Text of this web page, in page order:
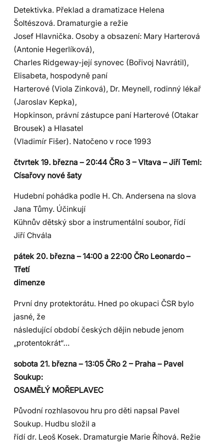
Detektivka. Překlad a dramatizace Helena
Šoltészová. Dramaturgie a režie
Josef Hlavnička. Osoby a obsazení: Mary Harterová
(Antonie Hegerlíková),
Charles Ridgeway-její synovec (Bořivoj Navrátil),
Elisabeta, hospodyně paní
Harterové (Viola Zinková), Dr. Meynell, rodinný lékař
(Jaroslav Kepka),
Hopkinson, právní zástupce paní Harterové (Otakar
Brousek) a Hlasatel
(Vladimír Fišer). Natočeno v roce 1993
čtvrtek 19. března – 20:44 ČRo 3 – Vltava – Jiří Teml:
Císařovy nové šaty
Hudební pohádka podle H. Ch. Andersena na slova
Jana Tůmy. Účinkují
Kühnův dětský sbor a instrumentální soubor, řídí
Jiří Chvála
pátek 20. března – 14:00 a 22:00 ČRo Leonardo –
Třetí
dimenze
První dny protektorátu. Hned po okupaci ČSR bylo
jasné, že
následující období českých dějin nebude jenom
„protentokrát“…
sobota 21. března – 13:05 ČRo 2 – Praha – Pavel
Soukup:
OSAMĚLÝ MOŘEPLAVEC
Původní rozhlasovou hru pro děti napsal Pavel
Soukup. Hudbu složil a
řídí dr. Leoš Kosek. Dramaturgie Marie Říhová. Režie